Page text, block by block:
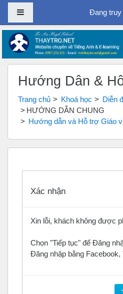
Chuyển tới nội dung chính
Bảng điều khiển cạnhĐang truy
Hướng Dẫn &
Trang chủ Khoá học Diễn
HƯỚNG DẪN CHUNG
Hướng dẫn và Hỗ trợ Giáo
Xác nhận
Xin lỗi, khách không được
Chọn "Tiếp tục" để Đăng
Đăng nhập bằng Facebook,